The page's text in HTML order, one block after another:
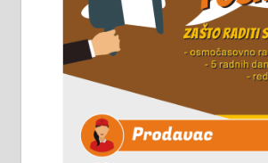
Чистим све врсте
061/32-13-445